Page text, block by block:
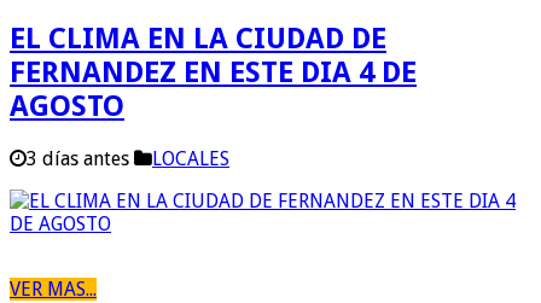
EL CLIMA EN LA CIUDAD DE
FERNANDEZ EN ESTE DIA 4 DE
AGOSTO
3 días antes LOCALES
VER MAS...